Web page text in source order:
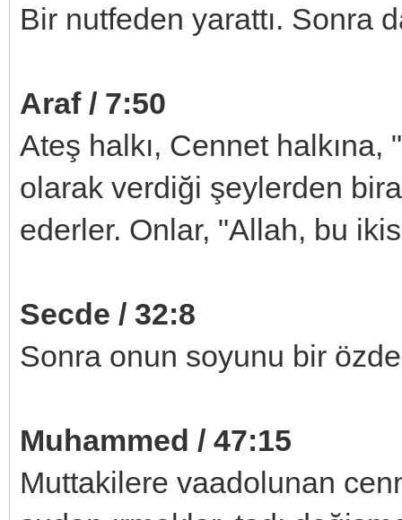
Bir nutfeden yarattı. Sonra
Araf / 7:50
Ateş halkı, Cennet halkına,
olarak verdiği şeylerden
ederler. Onlar, "Allah, bu
Secde / 32:8
Sonra onun soyunu bir
Muhammed / 47:15
Muttakilere vaadolunan